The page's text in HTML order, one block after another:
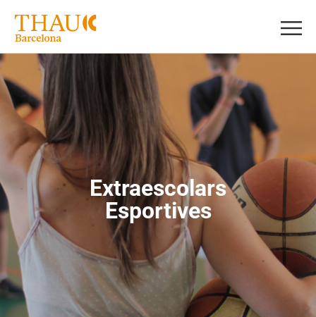
Extraescolars
Esportives